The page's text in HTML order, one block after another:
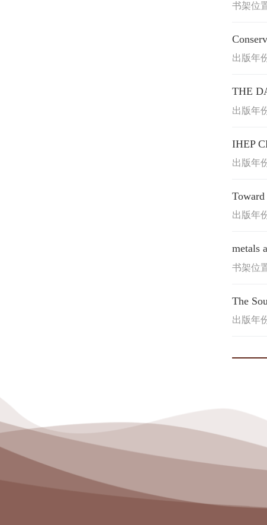
书架位
出版年
THE
出版年
IHEP
出版年
出版年
metals
书架位
The
出版年